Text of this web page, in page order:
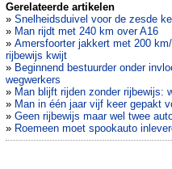
Gerelateerde artikelen
» Snelheidsduivel voor de zesde
» Man rijdt met 240 km over A16
» Amersfoorter jakkert met 200
rijbewijs kwijt
» Beginnend bestuurder onder
wegwerkers
» Man blijft rijden zonder rijbewijs:
» Man in één jaar vijf keer gepakt
» Geen rijbewijs maar wel twee
» Roemeen moet spookauto